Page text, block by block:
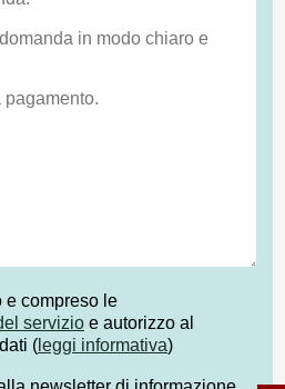
e compreso le
servizio e autorizzo al
( leggi informativa)